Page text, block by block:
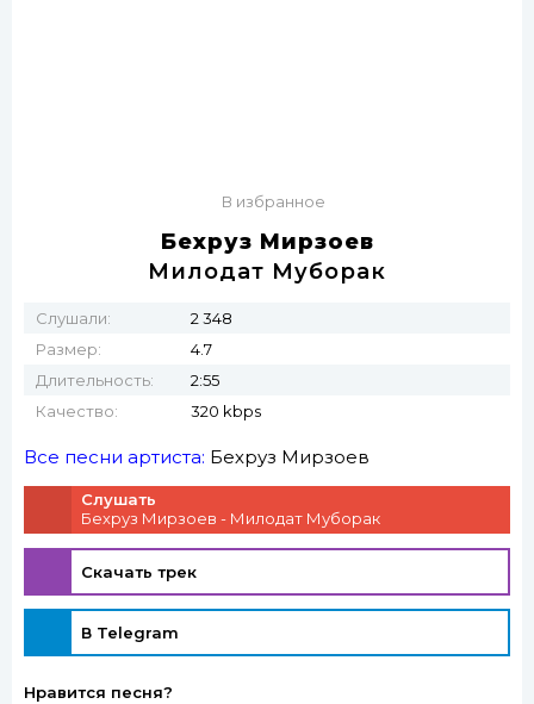
В избранное
Бехруз Мирзоев
Милодат Муборак
Слушали:
2 348
Размер:
4.7
Длительность:
2:55
Качество:
320 kbps
Все песни артиста: Бехруз Мирзоев
Слушать
Бехруз Мирзоев - Милодат Муборак
Скачать трек
В Telegram
Нравится песня?